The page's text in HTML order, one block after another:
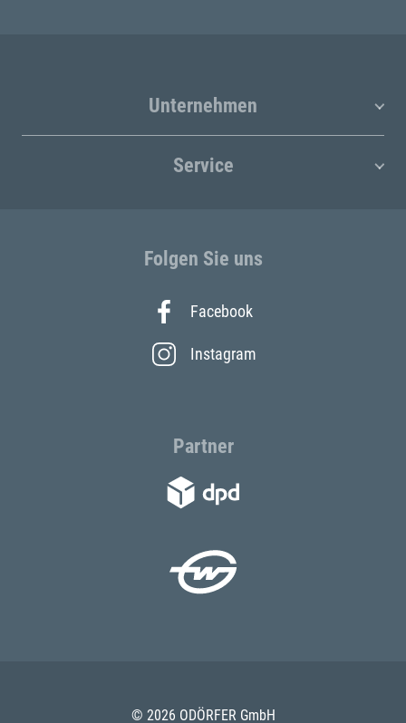
Unternehmen
Service
Folgen Sie uns
Facebook
Instagram
Partner
© 2026 ODÖRFER GmbH